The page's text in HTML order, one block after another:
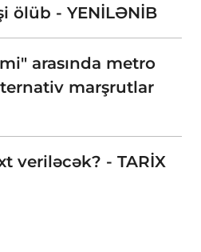
ölüb - YENİLƏNİB
arasında metro
marşrutlar
veriləcək? - TARİX